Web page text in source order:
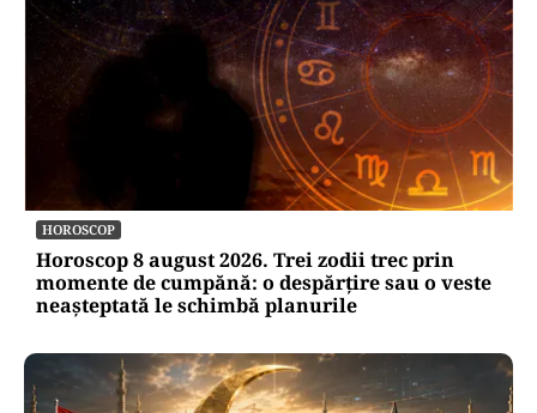
HOROSCOP
Horoscop 8 august 2026. Trei zodii trec prin
momente de cumpănă: o despărțire sau o veste
neașteptată le schimbă planurile